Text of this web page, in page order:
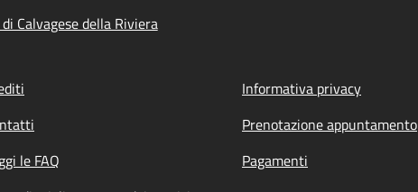
Calvagese della Riviera
Informativa privacy
Prenotazione appuntamento
le FAQ Pagamenti